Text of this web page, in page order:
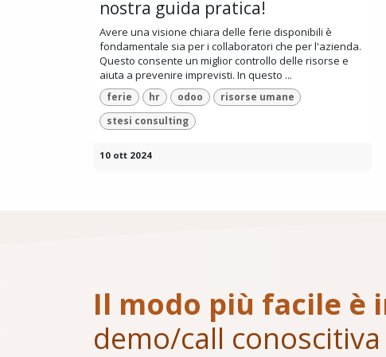
nostra guida pratica!
Avere una visione chiara delle ferie disponibili è
fondamentale sia per i collaboratori che per l'azienda.
Questo consente un miglior controllo delle risorse e
aiuta a prevenire imprevisti. In questo ...
ferie hr odoo
risorse umane
stesi consulting
10 ott 2024
Il modo più facile è
demo/call